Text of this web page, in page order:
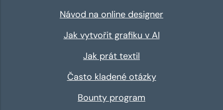
Návod na online designer
Jak vytvořit grafiku v AI
Jak prát textil
Často kladené otázky
Bounty program